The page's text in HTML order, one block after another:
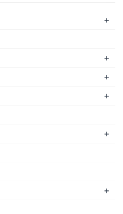
+
+
+
+
+
+